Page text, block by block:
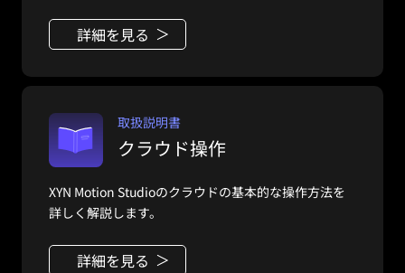
詳細を見る
取扱説明書
クラウド操作
XYN Motion Studioのクラウドの基本的な操作方法を
詳しく解説します。
詳細を見る